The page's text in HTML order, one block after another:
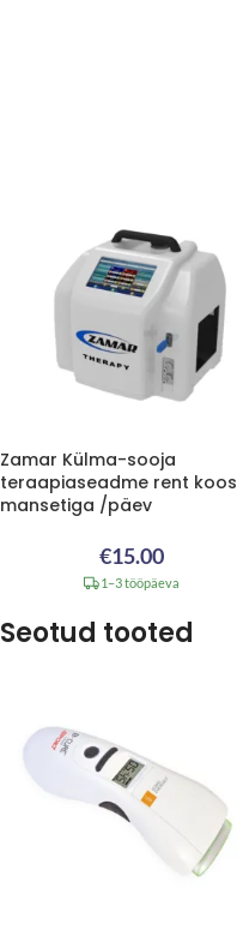
Zamar Külma-sooja
teraapiaseadme rent koos
mansetiga /päev
€15.00
1–3 tööpäeva
Seotud tooted